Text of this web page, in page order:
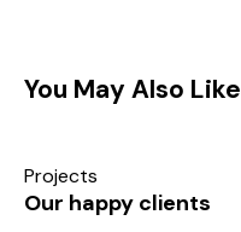
You May Also Like
Projects
Our happy clients